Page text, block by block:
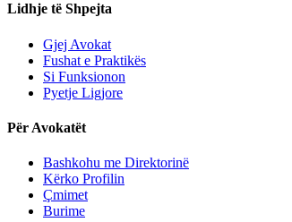
Lidhje të Shpejta
Gjej Avokat
Fushat e Praktikës
Si Funksionon
Pyetje Ligjore
Për Avokatët
Bashkohu me Direktorinë
Kërko Profilin
Çmimet
Burime